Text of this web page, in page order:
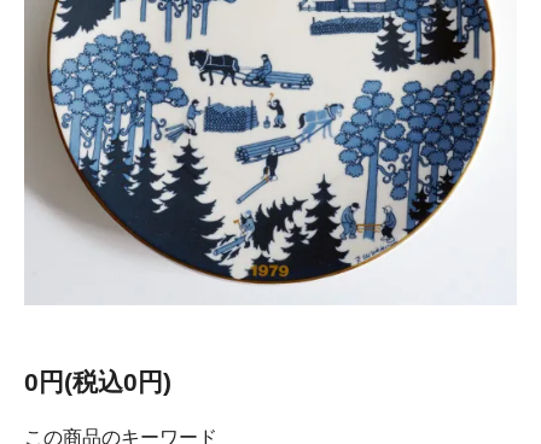
0円(税込0円)
この商品のキーワード